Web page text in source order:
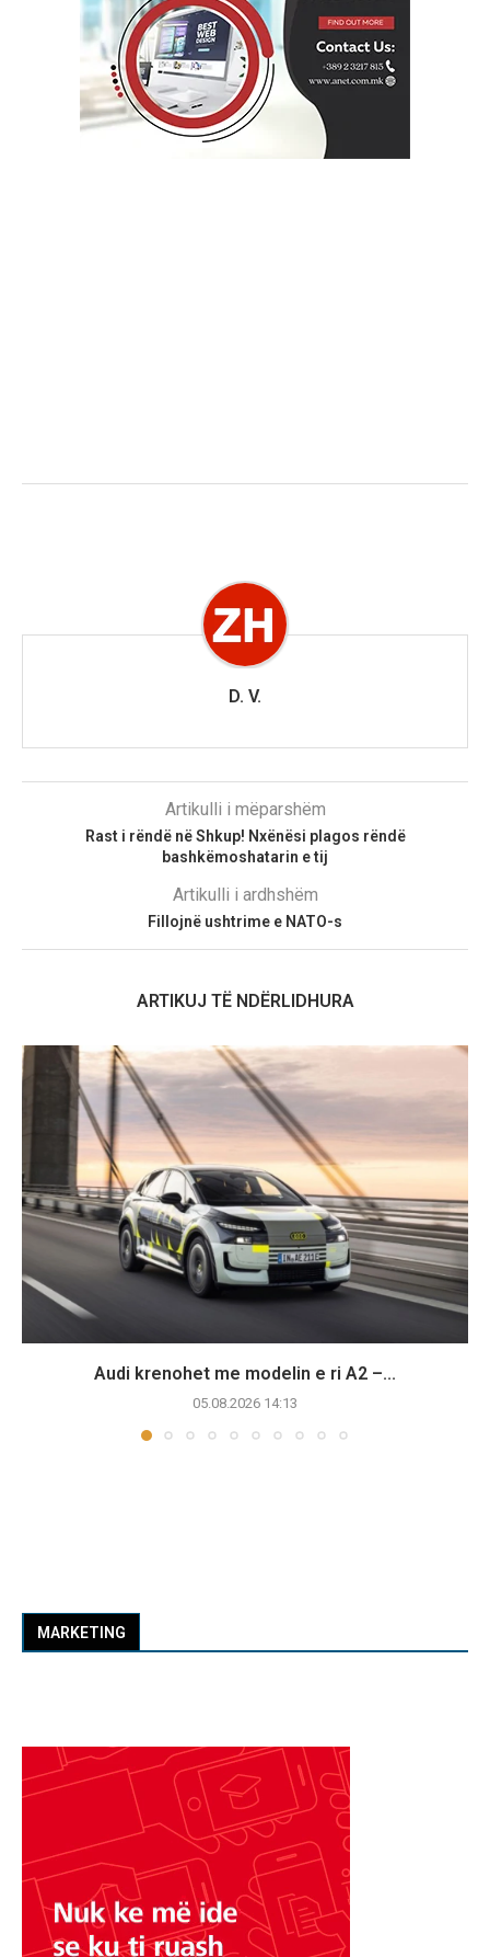
D. V.
Artikulli i mëparshëm
Rast i rëndë në Shkup! Nxënësi plagos rëndë
bashkëmoshatarin e tij
Artikulli i ardhshëm
Fillojnë ushtrime e NATO-s
ARTIKUJ TË NDËRLIDHURA
Audi krenohet me modelin e ri A2 –...
05.08.2026 14:13
MARKETING